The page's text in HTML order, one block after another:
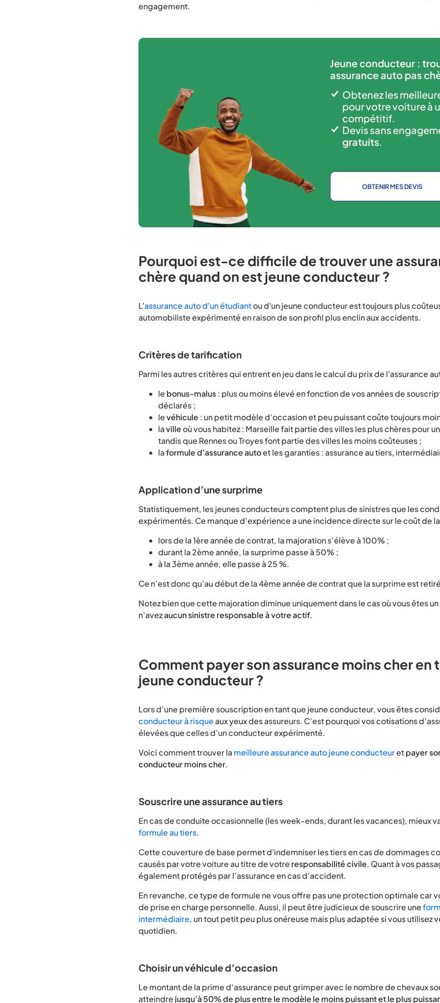
engagement.
Jeune conducteur :
assurance auto pas
Obtenez les
pour votre voiture à
compétitif.
Devis sans
gratuits.
OBTENIR MES DEVIS
Pourquoi est-ce difficile de trouver une
chère quand on est jeune conducteur ?
L'assurance auto d'un étudiantou d'un jeune conducteur est toujours plus
automobiliste expérimenté en raison de son profil plus enclin aux accidents.
Critères de tarification
Parmi les autres critères qui entrent en jeu dans le calcul du prix de l'assurance
le bonus-malus: plus ou moins élevé en fonction de vos années de
déclarés ;
levéhicule : un petit modèle d’occasion et peu puissant coûte toujours
lavilleoù vous habitez : Marseille fait partie des villes les plus chères pour
tandis que Rennes ou Troyes font partie des villes les moins coûteuses ;
laformule d’assurance autoet les garanties : assurance au tiers,
Application d’une surprime
Statistiquement, les jeunes conducteurs comptent plus de sinistres que les
expérimentés. Ce manque d’expérience a une incidence directe sur le coût de
lors de la 1ère année de contrat, la majoration s’élève à 100% ;
durant la 2ème année, la surprime passe à 50% ;
à la 3ème année, elle passe à 25 %.
Ce n’est donc qu’au début de la 4ème année de contrat que la surprime est
Notez bien que cette majoration diminue uniquement dans le cas où vous êtes
n’avezaucun sinistre responsable à votre actif.
Comment payer son assurance moins cher en
jeune conducteur ?
Lors d’une première souscription en tant que jeune conducteur, vous êtes
conducteur à risqueaux yeux des assureurs. C’est pourquoi vos cotisations
élevées que celles d’un conducteur expérimenté.
Voici comment trouver la meilleure assurance auto jeune conducteuretpayer
conducteur moins cher.
Souscrire une assurance au tiers
En cas de conduite occasionnelle (les week-ends, durant les vacances), mieux
formule au tiers.
Cette couverture de base permet d'indemniser les tiers en cas de dommages
causés par votre voiture au titre de votre responsabilité civile. Quant à vos
également protégés par l’assurance en cas d’accident.
En revanche, ce type de formule ne vous offre pas une protection optimale car
de prise en charge personnelle. Aussi, il peut être judicieux de souscrire une
intermédiaire, un tout petit peu plus onéreuse mais plus adaptée si vous utilisez
quotidien.
Choisir un véhicule d’occasion
Le montant de la prime d’assurance peut grimper avec le nombre de chevaux
atteindre jusqu’à 50% de plus entre le modèle le moins puissant et le plus